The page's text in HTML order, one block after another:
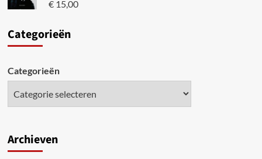
€15,00
Categorieën
Categorieën
Archieven